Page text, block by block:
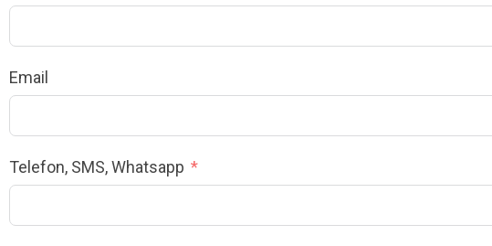
Email
Telefon, SMS, Whatsapp